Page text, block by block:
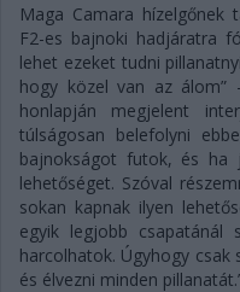
Maga Camara
F2-es bajnoki hadjáratra
lehet ezeket tudni
hogy közel van az
honlapján megjelent
túlságosan belefolyni
bajnokságot futok, és ha
lehetőséget. Szóval
sokan kapnak ilyen
egyik legjobb csapatánál
harcolhatok. Úgyhogy
és élvezni minden